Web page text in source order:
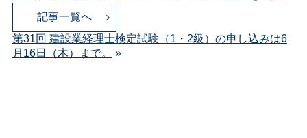
記事一覧へ
第31回 建設業経理士検定試験（1・2級）の申し込みは6
月16日（木）まで。
»